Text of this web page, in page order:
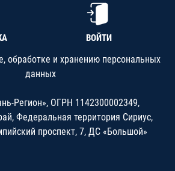
ВОЙТИ
обработке и хранению персональных
данных
Регион», ОГРН 1142300002349,
Федеральная территория Сириус,
проспект, 7, ДС «Большой»